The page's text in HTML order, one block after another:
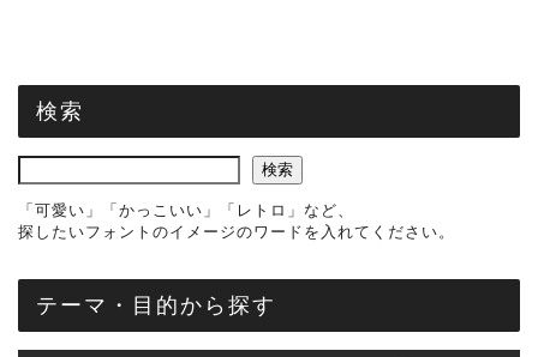
検索
検索
「可愛い」「かっこいい」「レトロ」など、
探したいフォントのイメージのワードを入れてください。
テーマ・目的から探す